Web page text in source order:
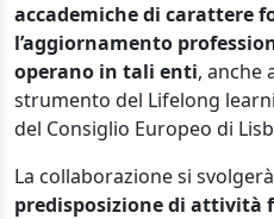
accademiche di carattere
l’aggiornamento
operano in tali enti, anche
strumento del Lifelong
del Consiglio Europeo di
La collaborazione si
predisposizione di attività